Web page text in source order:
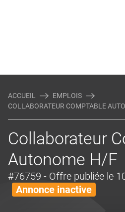
ACCUEIL
EMPLOIS
COLLABORATEUR COMPTABLE
Collaborateur
Autonome H/F
#76759 - Offre publiée le
Annonce inactive